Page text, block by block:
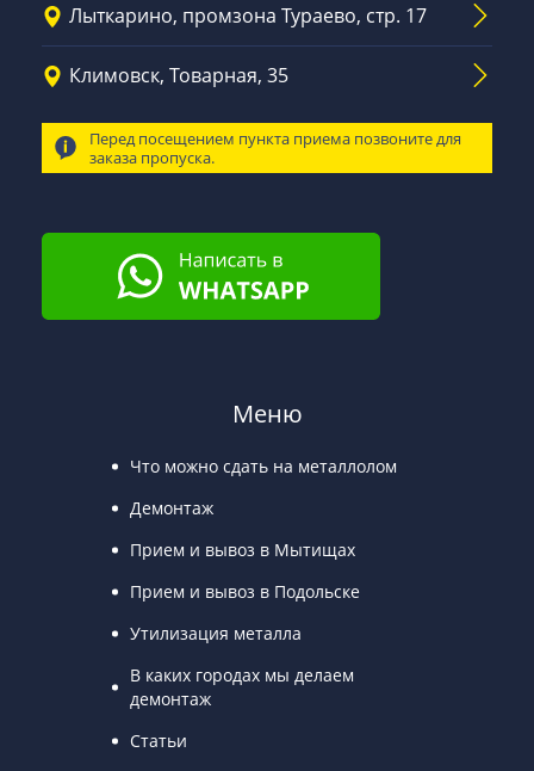
Лыткарино, промзона Тураево, стр. 17
Климовск, Товарная, 35
Перед посещением пункта приема позвоните для
заказа пропуска.
Меню
Что можно сдать на металлолом
Демонтаж
Прием и вывоз в Мытищах
Прием и вывоз в Подольске
Утилизация металла
В каких городах мы делаем
демонтаж
Статьи